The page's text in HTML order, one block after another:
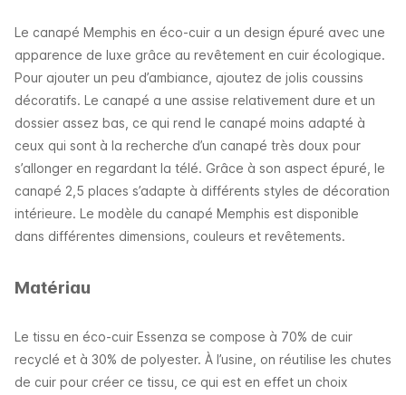
Le canapé Memphis en éco-cuir a un design épuré avec une
apparence de luxe grâce au revêtement en cuir écologique.
Pour ajouter un peu d’ambiance, ajoutez de jolis coussins
décoratifs. Le canapé a une assise relativement dure et un
dossier assez bas, ce qui rend le canapé moins adapté à
ceux qui sont à la recherche d’un canapé très doux pour
s’allonger en regardant la télé. Grâce à son aspect épuré, le
canapé 2,5 places s’adapte à différents styles de décoration
intérieure. Le modèle du canapé Memphis est disponible
dans différentes dimensions, couleurs et revêtements.
Matériau
Le tissu en éco-cuir Essenza se compose à 70% de cuir
recyclé et à 30% de polyester. À l’usine, on réutilise les chutes
de cuir pour créer ce tissu, ce qui est en effet un choix